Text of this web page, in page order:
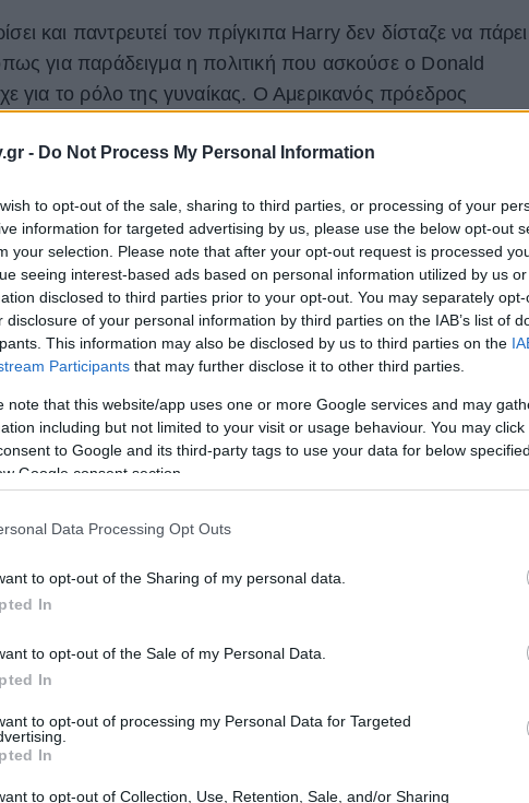
- Do Not Process My Personal Information
to opt-out of the sale, sharing to third parties, or processing of your
information for targeted advertising by us, please use the below opt-out
your selection. Please note that after your opt-out request is processed
seeing interest-based ads based on personal information utilized by us
disclosed to third parties prior to your opt-out. You may separately
disclosure of your personal information by third parties on the IAB’s list of
This information may also be disclosed by us to third parties on the
Participants that may further disclose it to other third parties.
note that this website/app uses one or more Google services and may
including but not limited to your visit or usage behaviour. You may
to Google and its third-party tags to use your data for below
Google consent section.
Data Processing Opt Outs
to opt-out of the Sharing of my personal data.
In
to opt-out of the Sale of my Personal Data.
In
to opt-out of processing my Personal Data for Targeted
In
to opt-out of Collection, Use, Retention, Sale, and/or Sharing
και παντρευτεί τον πρίγκιπα Harry δεν δίσταζε να πάρει
για παράδειγμα η πολιτική που ασκούσε ο Donald
για το ρόλο της γυναίκας. Ο Αμερικανός πρόεδρος
ως "μοχθηρή" λίγες μέρες πριν από την επίσκεψή
πρόσφατη συνέντευξή του στην εφημερίδα “The Sun”
τον επέκρινε δημοσίως.